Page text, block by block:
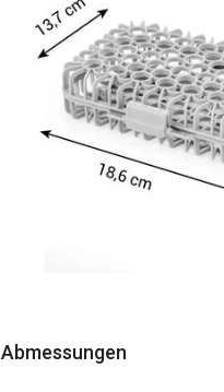
Abmessungen